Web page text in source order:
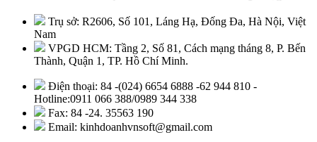
Trụ sở: R2606, Số 101, Láng Hạ, Đống Đa, Hà Nội, Việt
Nam
VPGD HCM: Tầng 2, Số 81, Cách mạng tháng 8, P. Bến
Thành, Quận 1, TP. Hồ Chí Minh.
Điện thoại: 84 -(024) 6654 6888 -62 944 810 -
Hotline:0911 066 388/0989 344 338
Fax: 84 -24. 35563 190
Email: kinhdoanhvnsoft@gmail.com